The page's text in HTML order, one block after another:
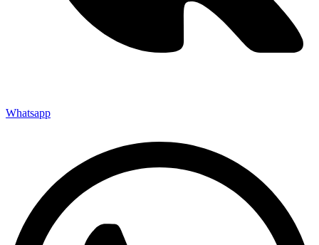
Whatsapp